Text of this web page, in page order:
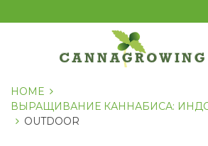
к
HOME
ВЫРАЩИВАНИЕ КАННАБИСА:
OUTDOOR